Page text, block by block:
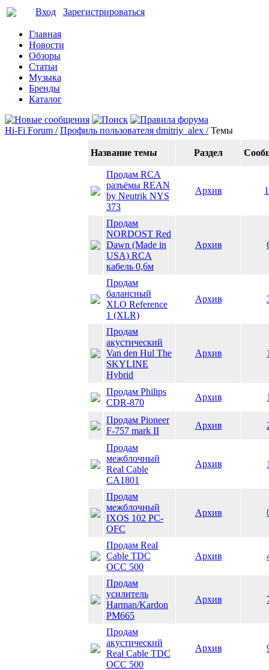
Вход Зарегистрироваться
Главная
Новости
Обзоры
Статьи
Музыка
Бренды
Каталог
Hi-Fi Forum / Профиль пользователя dmitriy_alex / Темы
Название темы Раздел
Продам RCA
разъёмы REAN
by Neutrik NYS
373
Архив
Продам
NORDOST Red
Dawn (Made in
USA) RCA
кабель 0,6м
Архив
Продам
балансный
XLO Reference
1 (XLR)
Архив
Продам
акустический
Van den Hul The
SKYLINE
Hybrid
Архив
Продам Philips
CDR-870
Архив
Продам Pioneer
F-757 mark II
Архив
Продам
межблочный
Real Cable
CA1801
Архив
Продам
межблочный
IXOS 102 PC-
OFC
Архив
Продам Real
Cable TDC
OCC 500
Архив
Продам
усилитель
Harman/Kardon
PM665
Архив
Продам
акустический
Real Cable TDC
OCC 500
Архив